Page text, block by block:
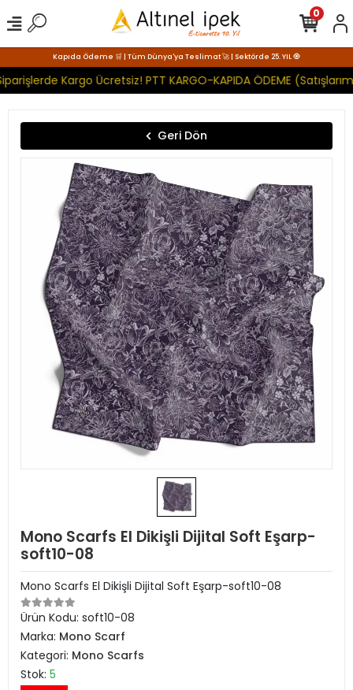
Kapıda Ödeme 🛒 | Tüm Dünya'ya Teslimat 🚀 | Sektörde 25. YIL 🧿
Kargo Ücretsiz! PTT KARGO-KAPIDA ÖDEME
0
Geri Dön
Mono Scarfs El Dikişli Dijital Soft Eşarp-
soft10-08
Mono Scarfs El Dikişli Dijital Soft Eşarp-soft10-08
Ürün Kodu: soft10-08
Marka: Mono Scarf
Kategori: Mono Scarfs
Stok: 5